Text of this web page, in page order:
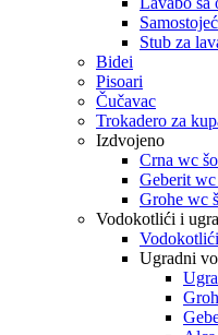
Stub za
Bidei
Pisoari
Čučavac
Trokadero za
Izdvojeno
Crna wc
Geberit
Grohe wc
Vodokotlići i
Vodokotlići
Ugradni